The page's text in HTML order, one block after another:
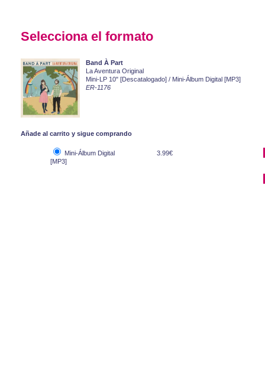
Selecciona el formato
Band À Part
La Aventura Original
Mini-LP 10" [Descatalogado] / Mini-Álbum Digital [MP3]
ER-1176
Añade al carrito y sigue comprando
Mini-Álbum Digital
[MP3]
3.99€